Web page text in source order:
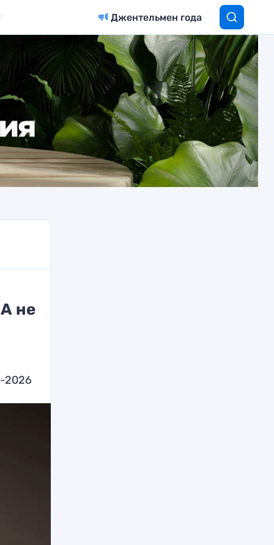
Джентельмен года
не
2026